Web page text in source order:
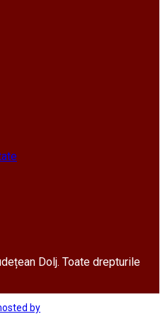
Dolj. Toate drepturile
by